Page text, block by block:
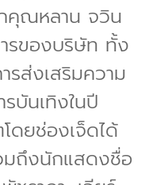
คุณหลาน จวิน
รของบริษัท ทั้ง
รส่งเสริมความ
บันเทิงในปี
ดยช่องเจ็ดได้
มถึงนักแสดงชื่อ